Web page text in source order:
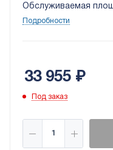
Обслуживаемая
установки: 8 000 руб.
Подробности
33 955 ₽
Под заказ